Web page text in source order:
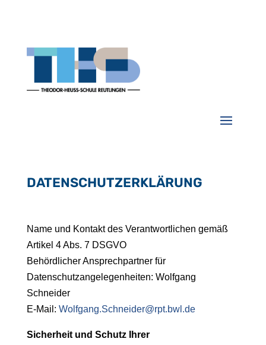
DATENSCHUTZERKLÄRUNG
Name und Kontakt des Verantwortlichen gemäß
Artikel 4 Abs. 7 DSGVO
Behördlicher Ansprechpartner für
Datenschutzangelegenheiten: Wolfgang
Schneider
E-Mail: Wolfgang.Schneider@rpt.bwl.de
Sicherheit und Schutz Ihrer